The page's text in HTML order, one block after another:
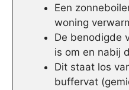
Een
woning
De benodigde
is om en nabij
Dit staat los
buffervat